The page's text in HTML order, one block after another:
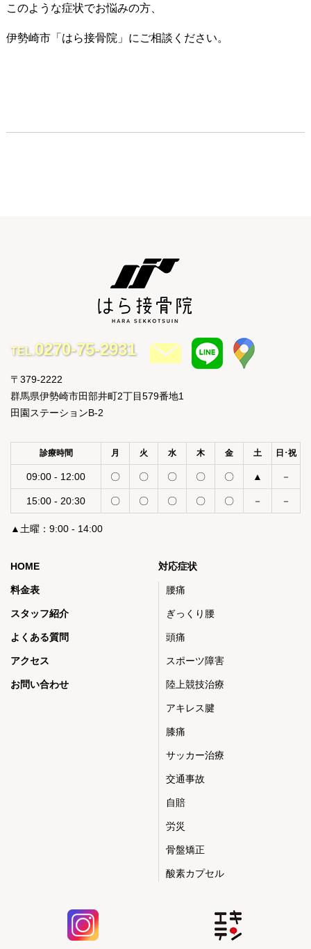
このような症状でお悩みの方、
伊勢崎市「はら接骨院」にご相談ください。
TEL.0270-75-2931
〒379-2222
群馬県伊勢崎市田部井町2丁目579番地1
田園ステーションB-2
診療時間 月 火 水 木 金 土 日･祝
09:00 - 12:00 〇 〇 〇 〇 〇 ▲ －
15:00 - 20:30 〇 〇 〇 〇 〇 － －
▲土曜：9:00 - 14:00
HOME
料金表
スタッフ紹介
よくある質問
アクセス
お問い合わせ
対応症状
腰痛
ぎっくり腰
頭痛
スポーツ障害
陸上競技治療
アキレス腱
膝痛
サッカー治療
交通事故
自賠
労災
骨盤矯正
酸素カプセル